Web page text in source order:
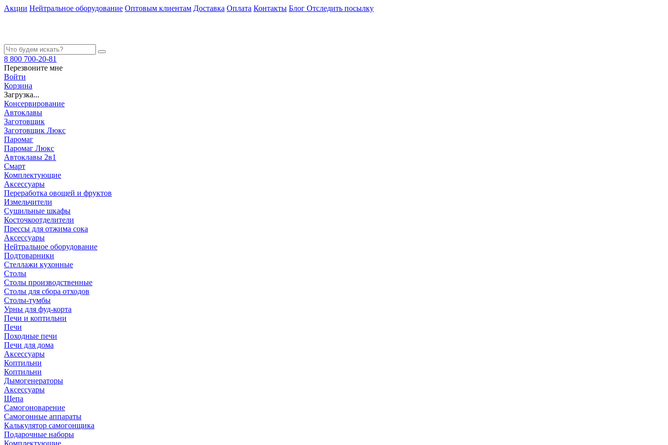
Акции Нейтральное оборудование Оптовым клиентам Доставка Оплата Контакты Блог Отследить посылку
8 800 700-20-81
Перезвоните мне
Войти
Корзина
Загрузка...
Консервирование
Автоклавы
Заготовщик
Заготовщик Люкс
Паромаг
Паромаг Люкс
Автоклавы 2в1
Смарт
Комплектующие
Аксессуары
Переработка овощей и фруктов
Измельчители
Сушильные шкафы
Косточкоотделители
Прессы для отжима сока
Аксессуары
Нейтральное оборудование
Подтоварники
Стеллажи кухонные
Столы
Столы производственные
Столы для сбора отходов
Столы-тумбы
Урны для фуд-корта
Печи и коптильни
Печи
Походные печи
Печи для дома
Аксессуары
Коптильни
Коптильни
Дымогенераторы
Аксессуары
Щепа
Самогоноварение
Самогонные аппараты
Калькулятор самогонщика
Подарочные наборы
Комплектующие